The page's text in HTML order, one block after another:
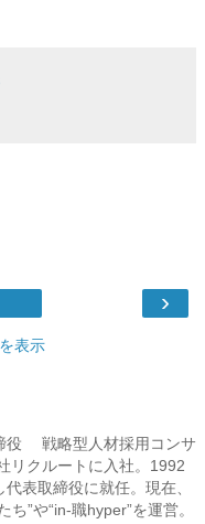
›
表示
役 戦略型人材採用コンサ
リクルートに入社。1992
表取締役に就任。現在、
”や“in-職hyper”を運営。